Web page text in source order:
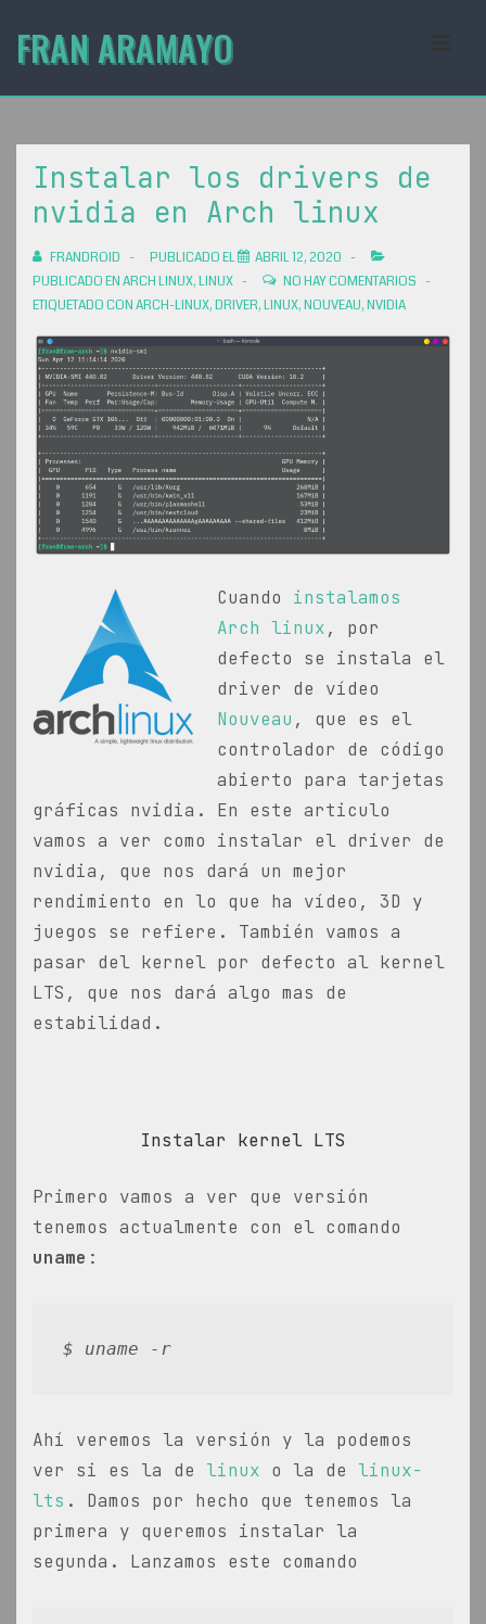
Saltar
contenido
FRAN ARAMAYO
principal
Instalar los drivers de
nvidia en Arch linux
FRANDROID PUBLICADO EL
ABRIL 12, 2020
PUBLICADO ENARCH LINUX,LINUX
NO HAY COMENTARIOS
ETIQUETADO CONARCH-LINUX,DRIVER,LINUX,NOUVEAU,NVIDIA
Cuando instalamos
Arch linux, por
defecto se instala el
driver de vídeo
Nouveau , que es el
controlador de código
abierto para tarjetas
gráficas nvidia. En este articulo
vamos a ver como instalar el driver de
nvidia, que nos dará un mejor
rendimiento en lo que ha vídeo, 3D y
juegos se refiere. También vamos a
pasar del kernel por defecto al kernel
LTS, que nos dará algo mas de
estabilidad.
Instalar kernel LTS
Primero vamos a ver que versión
tenemos actualmente con el comando
uname :
$ uname -r
Ahí veremos la versión y la podemos
ver si es la de linux o la de linux-
lts . Damos por hecho que tenemos la
primera y queremos instalar la
segunda. Lanzamos este comando